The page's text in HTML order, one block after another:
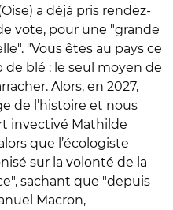
a déjà pris rendez-
vote, pour une "grande
"Vous êtes au pays ce
blé : le seul moyen de
Alors, en 2027,
de l’histoire et nous
invectivé Mathilde
que l’écologiste
sur la volonté de la
sachant que "depuis
Macron,